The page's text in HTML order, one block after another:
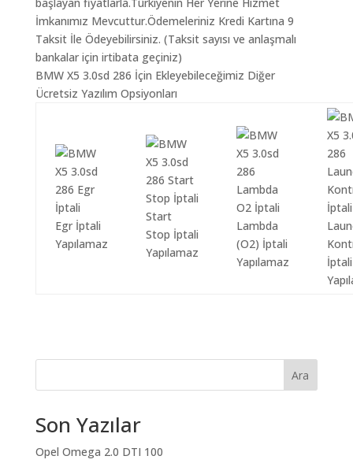
İmkanımız Mevcuttur.Ödemeleriniz Kredi Kartına 9
Taksit İle Ödeyebilirsiniz. (Taksit sayısı ve anlaşmalı
bankalar için irtibata geçiniz)
BMW X5 3.0sd 286 İçin Ekleyebileceğimiz Diğer
Ücretsiz Yazılım Opsiyonları
Egr İptali
Yapılamaz
Start
Stop İptali
Yapılamaz
Lambda
(O2) İptali
Yapılamaz
İptali
Ara
Son Yazılar
Opel Omega 2.0 DTI 100